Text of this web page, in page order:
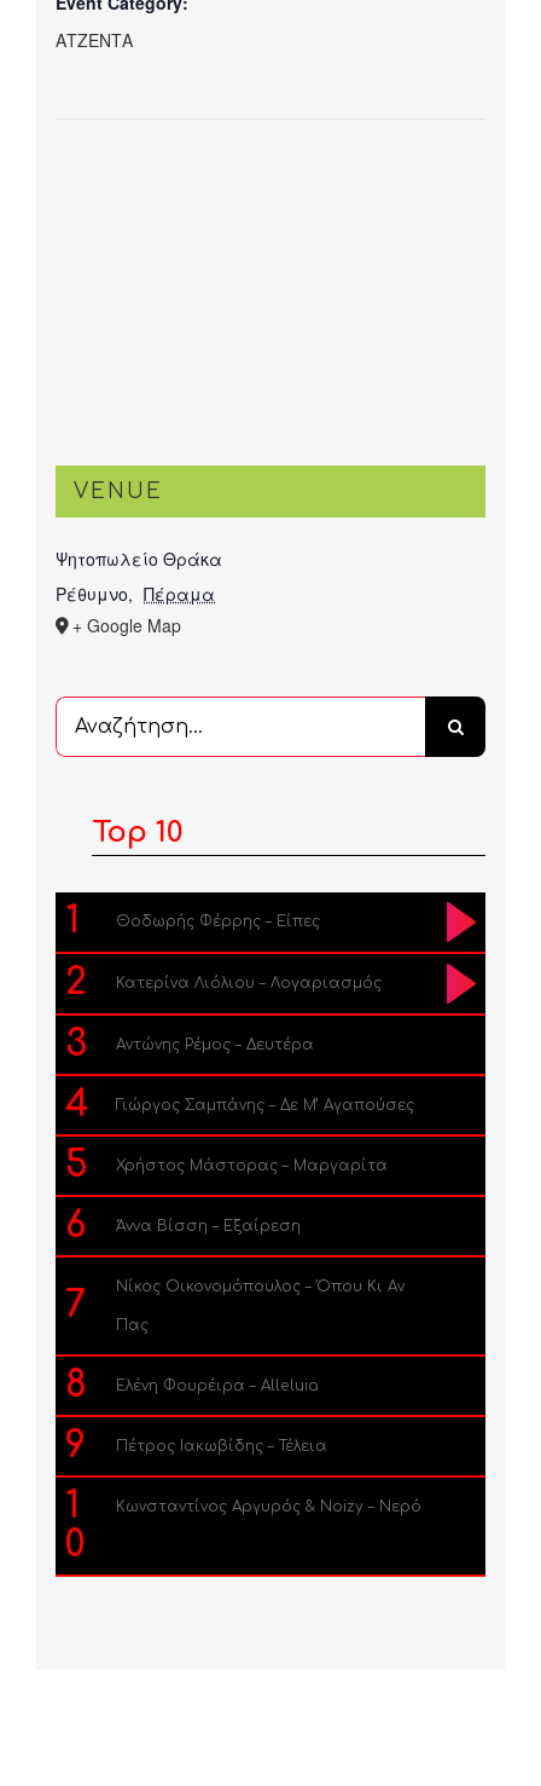
ΑΤΖΕΝΤΑ
VENUE
Ψητοπωλείο Θράκα
Ρέθυμνο, Πέραμα
+ Google Map
Αναζήτηση
...
Top 10
1 Θοδωρής Φέρρης – Είπες
2 Κατερίνα Λιόλιου – Λογαριασμός
3 Αντώνης Ρέμος – Δευτέρα
4 Γιώργος Σαμπάνης – Δε Μ’ Αγαπούσες
5 Χρήστος Μάστορας – Μαργαρίτα
6 Άννα Βίσση – Εξαίρεση
7 Νίκος Οικονομόπουλος – Όπου Κι Αν
Πας
8 Ελένη Φουρέιρα – Alleluia
9 Πέτρος Ιακωβίδης – Τέλεια
1
0
Κωνσταντίνος Αργυρός & Noizy – Νερό